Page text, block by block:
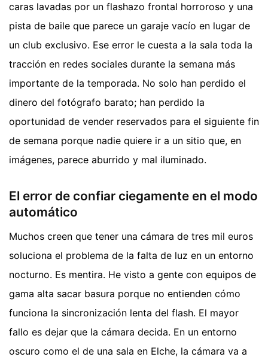
caras lavadas por un flashazo frontal horroroso y una
pista de baile que parece un garaje vacío en lugar de
un club exclusivo. Ese error le cuesta a la sala toda la
tracción en redes sociales durante la semana más
importante de la temporada. No solo han perdido el
dinero del fotógrafo barato; han perdido la
oportunidad de vender reservados para el siguiente fin
de semana porque nadie quiere ir a un sitio que, en
imágenes, parece aburrido y mal iluminado.
El error de confiar ciegamente en el modo
automático
Muchos creen que tener una cámara de tres mil euros
soluciona el problema de la falta de luz en un entorno
nocturno. Es mentira. He visto a gente con equipos de
gama alta sacar basura porque no entienden cómo
funciona la sincronización lenta del flash. El mayor
fallo es dejar que la cámara decida. En un entorno
oscuro como el de una sala en Elche, la cámara va a